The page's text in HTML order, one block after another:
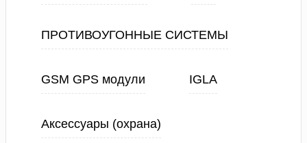
ПРОТИВОУГОННЫЕ СИСТЕМЫ
GSM GPS модули IGLA
Аксессуары (охрана)